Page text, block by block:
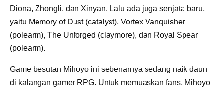
Diona, Zhongli, dan Xinyan. Lalu ada juga senjata baru,
yaitu Memory of Dust (catalyst), Vortex Vanquisher
(polearm), The Unforged (claymore), dan Royal Spear
(polearm).
Game besutan Mihoyo ini sebenarnya sedang naik daun
di kalangan gamer RPG. Untuk memuaskan fans, Mihoyo